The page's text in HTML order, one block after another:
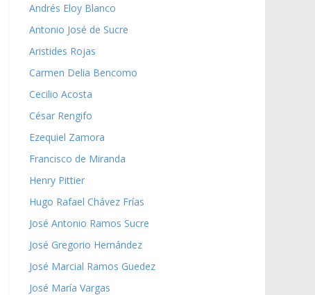
Andrés Eloy Blanco
Antonio José de Sucre
Aristides Rojas
Carmen Delia Bencomo
Cecilio Acosta
César Rengifo
Ezequiel Zamora
Francisco de Miranda
Henry Pittier
Hugo Rafael Chávez Frías
José Antonio Ramos Sucre
José Gregorio Hernández
José Marcial Ramos Guedez
José María Vargas